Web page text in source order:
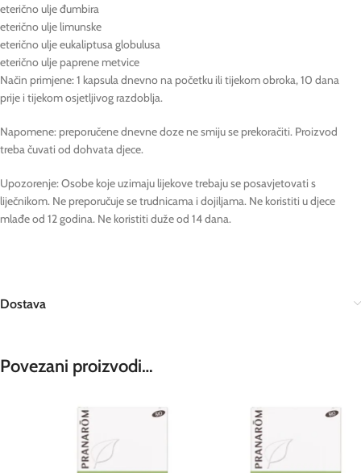
eterično ulje đumbira
eterično ulje limunske
eterično ulje eukaliptusa globulusa
eterično ulje paprene metvice
Način primjene: 1 kapsula dnevno na početku ili tijekom obroka, 10 dana
prije i tijekom osjetljivog razdoblja.
Napomene: preporučene dnevne doze ne smiju se prekoračiti. Proizvod
treba čuvati od dohvata djece.
Upozorenje: Osobe koje uzimaju lijekove trebaju se posavjetovati s
liječnikom. Ne preporučuje se trudnicama i dojiljama. Ne koristiti u djece
mlađe od 12 godina. Ne koristiti duže od 14 dana.
Dostava
Povezani proizvodi…